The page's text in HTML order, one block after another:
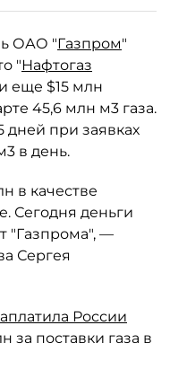
ОАО "Газпром"
"Нафтогаз
еще $15 млн
45,6 млн м3 газа.
дней при заявках
в день.
в качестве
Сегодня деньги
"Газпрома", —
Сергея
России
за поставки газа в